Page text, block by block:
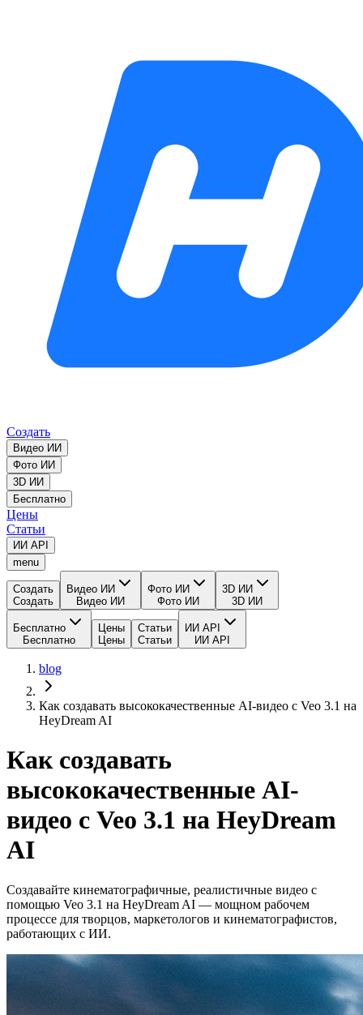
Создать
Видео ИИ
Фото ИИ
3D ИИ
Бесплатно
Цены
Статьи
ИИ API
menu
Создать
Создать
Видео ИИ
Видео ИИ
Фото ИИ
Фото ИИ
3D ИИ
3D ИИ
Бесплатно
Бесплатно
Цены
Цены
Статьи
Статьи
ИИ API
ИИ API
blog
Как создавать высококачественные AI-видео с Veo 3.1 на
HeyDream AI
Как создавать
высококачественные AI-
видео с Veo 3.1 на HeyDream
AI
Создавайте кинематографичные, реалистичные видео с
помощью Veo 3.1 на HeyDream AI — мощном рабочем
процессе для творцов, маркетологов и кинематографистов,
работающих с ИИ.